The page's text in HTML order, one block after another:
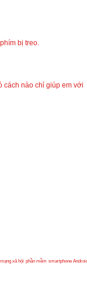
bị treo.
cách nào chỉ giúp em với
mạng xã hội phần mềm smartphone